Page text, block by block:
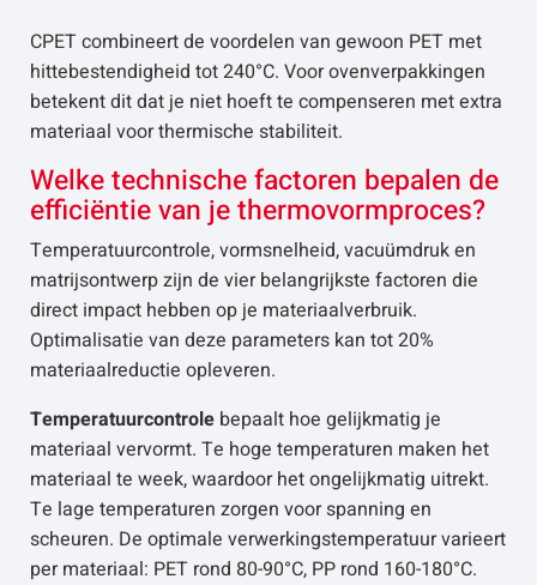
CPET combineert de voordelen van gewoon PET met
hittebestendigheid tot 240°C. Voor ovenverpakkingen
betekent dit dat je niet hoeft te compenseren met extra
materiaal voor thermische stabiliteit.
Welke technische factoren bepalen de
efficiëntie van je thermovormproces?
Temperatuurcontrole, vormsnelheid, vacuümdruk en
matrijsontwerp zijn de vier belangrijkste factoren die
direct impact hebben op je materiaalverbruik.
Optimalisatie van deze parameters kan tot 20%
materiaalreductie opleveren.
Temperatuurcontrole bepaalt hoe gelijkmatig je
materiaal vervormt. Te hoge temperaturen maken het
materiaal te week, waardoor het ongelijkmatig uitrekt.
Te lage temperaturen zorgen voor spanning en
scheuren. De optimale verwerkingstemperatuur varieert
per materiaal: PET rond 80-90°C, PP rond 160-180°C.